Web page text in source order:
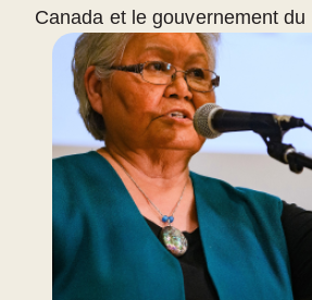
Canada et le gouvernement du